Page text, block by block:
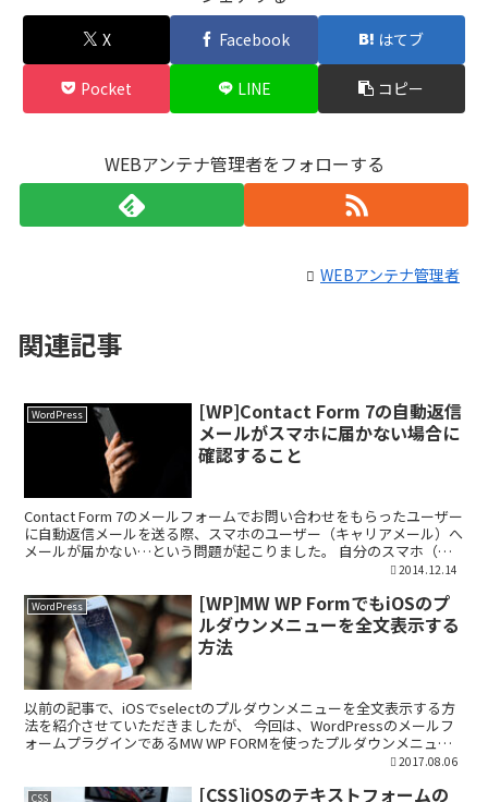
X Facebook はてブ
Pocket LINE コピー
WEBアンテナ管理者をフォローする
WEBアンテナ管理者
関連記事
WordPress
[WP]Contact Form 7の自動返信
メールがスマホに届かない場合に
確認すること
Contact Form 7のメールフォームでお問い合わせをもらったユーザー
に自動返信メールを送る際、スマホのユーザー（キャリアメール）へ
メールが届かない…という問題が起こりました。 自分のスマホ（ソ
2014.12.14
WordPress
[WP]MW WP FormでもiOSのプ
ルダウンメニューを全文表示する
方法
以前の記事で、iOSでselectのプルダウンメニューを全文表示する方
法を紹介させていただきましたが、 今回は、WordPressのメールフ
ォームプラグインであるMW WP FORMを使ったプルダウンメニュー
2017.08.06
CSS
[CSS]iOSのテキストフォームの